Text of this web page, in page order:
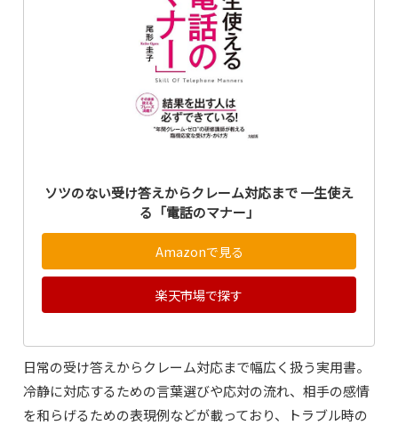
ソツのない受け答えからクレーム対応まで 一生使え
る「電話のマナー」
Amazonで見る
楽天市場で探す
日常の受け答えからクレーム対応まで幅広く扱う実用書。
冷静に対応するための言葉選びや応対の流れ、相手の感情
を和らげるための表現例などが載っており、トラブル時の